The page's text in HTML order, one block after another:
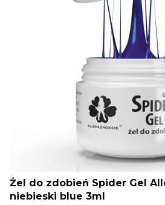
Żel do zdobień Spider Gel
niebieski blue 3ml